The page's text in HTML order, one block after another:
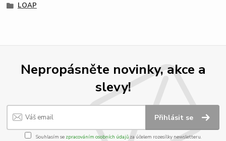
LOAP
Nepropásněte novinky, akce a
slevy!
Přihlásit se
Souhlasím se zpracováním osobních údajůza účelem rozesílky newsletteru.